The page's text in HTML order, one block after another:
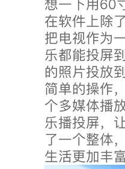
想一下用60
在软件上除
把电视作为
乐都能投屏
的照片投放
简单的操作
个多媒体播
乐播投屏，
了一个整体
生活更加丰